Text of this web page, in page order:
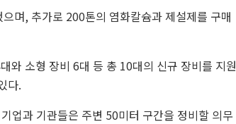
며, 추가로 200톤의 염화칼슘과 제설제를 구매
와 소형 장비 6대 등 총 10대의 신규 장비를 지원
다.
업과 기관들은 주변 50미터 구간을 정비할 의무